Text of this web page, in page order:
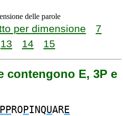
delle parole
per dimensione
7
13 14 15
contengono E, 3P e
PPROPINQUARE